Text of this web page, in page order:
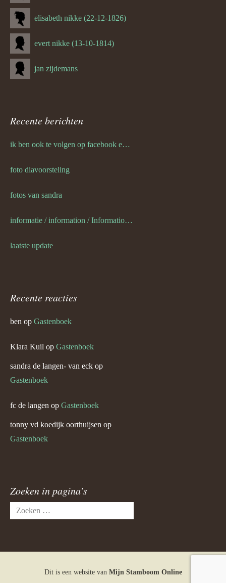
elisabeth nikke (22-12-1826)
evert nikke (13-10-1814)
jan zijdemans
Recente berichten
ik ben ook te volgen op facebook en twitter
foto diavoorsteling
fotos van sandra
informatie / information / Informationen / l information
laatste update
Recente reacties
ben op Gastenboek
Klara Kuil op Gastenboek
sandra de langen- van eck op
Gastenboek
fc de langen op Gastenboek
tonny vd koedijk oorthuijsen op
Gastenboek
Zoeken in pagina’s
Zoeken
naar:
Dit is een website van Mijn Stamboom Online